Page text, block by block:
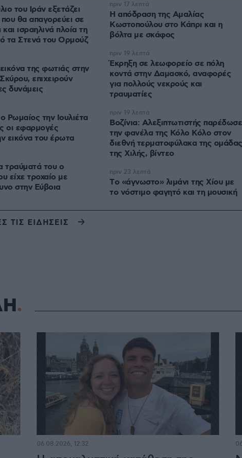
του Ιράν εξετάζει
θα απαγορεύει σε
ισραηλινά πλοία τη
τα Στενά του Ορμούζ
της φωτιάς στην
επιχειρούν
δυνάμεις
Ρωμαίος την Ιουλιέτα
οι εφαρμογές
εικόνα του έρωτα
τραύματά του ο
είχε τροχαίο με
στην Εύβοια
Η απόδραση της Αμαλίας
Κωστοπούλου στο Κάπρι και η
βόλτα με σκάφος
πριν 17 λεπτά
Έκρηξη σε λεωφορείο σε πόλη
κοντά στην Δαμασκό, αναφορές
για πολλούς νεκρούς και
τραυματίες
πριν 19 λεπτά
Βοζίνια: Αλεξιπτωτιστής παρέδωσε
την φανέλα της Κόλο Κόλο στον
διεθνή τερματοφύλακα της ομάδας
της Χιλής, βίντεο
πριν 19 λεπτά
Tο «άγνωστο» λιμάνι της Χίου με
το νόστιμο φαγητό και τη μουσική
πριν 23 λεπτά
ΤΙΣ ΕΙΔΗΣΕΙΣ
06.08.2026, 12:32